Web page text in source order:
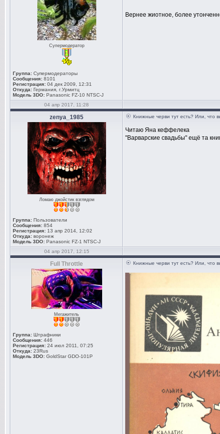
Супермодератор
Группа: Супермодераторы
Сообщения: 8101
Регистрация: 04 дек 2009, 12:31
Откуда: Германия, г.Урмитц
Модель 3DO: Panasonic FZ-10 NTSC-J
Вернее жиотное, более
04 апр 2017, 11:28
zenya_1985
Ломаю джойстик взглядом
Группа: Пользователи
Сообщения: 854
Регистрация: 13 апр 2014, 12:02
Откуда: воронеж
Модель 3DO: Panasonic FZ-1 NTSC-J
Книжные черви тут есть? Или, что
Читаю Яна кеффелека
"Варварские свадьбы" ещё та
04 апр 2017, 12:15
Full Throttle
Мегажитель
Группа: Штрафники
Сообщения: 446
Регистрация: 24 июл 2011, 07:25
Откуда: 23Rus
Модель 3DO: GoldStar GDO-101P
Книжные черви тут есть? Или, что